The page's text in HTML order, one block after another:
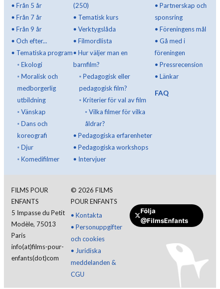
• Från 5 år
• Från 7 år
• Från 9 år
• Och efter...
• Tematiska program
◦ Ekologi
◦ Moralisk och
medborgerlig
utbildning
◦ Vänskap
◦ Dans och
koreografi
◦ Djur
◦ Komedifilmer
(250)
• Tematisk kurs
• Verktygslåda
• Filmordlista
• Hur väljer man en
barnfilm?
◦ Pedagogisk eller
pedagogisk film?
◦ Kriterier för val av film
◦ Vilka filmer för vilka
åldrar?
• Pedagogiska erfarenheter
• Pedagogiska workshops
• Intervjuer
•Partnerskap och
sponsring
•Föreningens mål
•Gå med i
föreningen
•Pressrecension
•Länkar
FAQ
FILMS POUR
ENFANTS
5 Impasse du Petit
Modèle, 75013
Paris
info(at)films-pour-
enfants(dot)com
© 2026 FILMS
POUR ENFANTS
• Kontakta
• Personuppgifter
och cookies
• Juridiska
meddelanden &
CGU
Följa
@FilmsEnfants